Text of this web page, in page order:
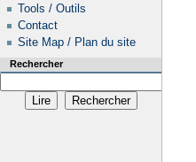
Tools / Outils
Contact
Site Map / Plan du site
Rechercher